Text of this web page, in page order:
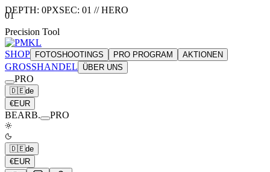
DEPTH: 0PXSEC: 01 //HERO
01
Precision Tool
SHOP FOTOSHOOTINGS PRO PROGRAM AKTIONEN
GROSSHANDEL ÜBER UNS
PRO
🇩🇪de
€EUR
BEARB. PRO
🇩🇪de
€EUR